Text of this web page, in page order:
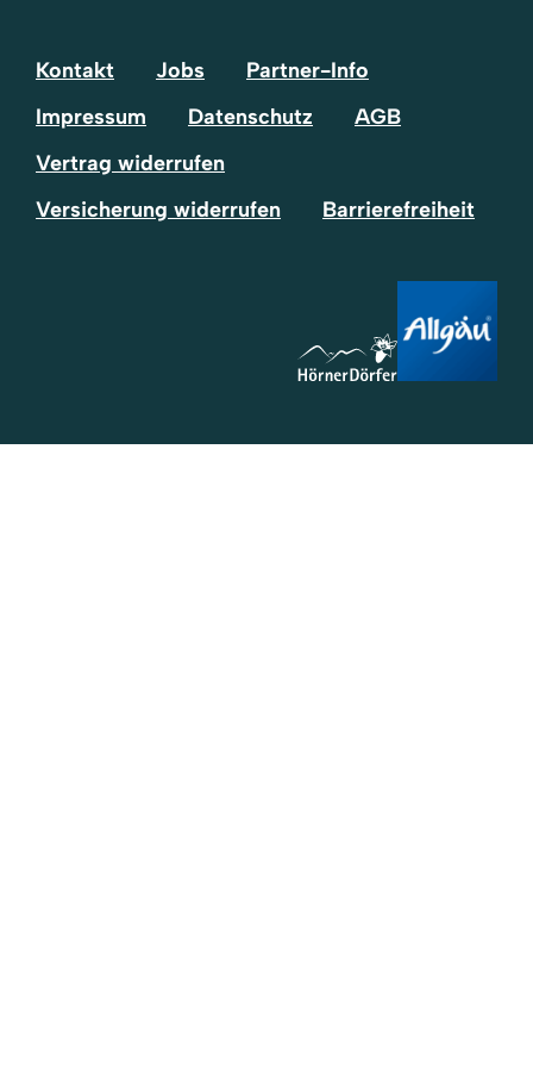
Kontakt Jobs
Partner-Info
Impressum
Datenschutz
AGB
Vertrag widerrufen
Versicherung widerrufen
Barrierefreiheit